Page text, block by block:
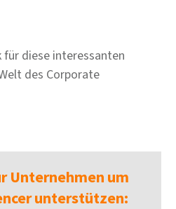
für diese interessanten
des Corporate
Unternehmen um
unterstützen: